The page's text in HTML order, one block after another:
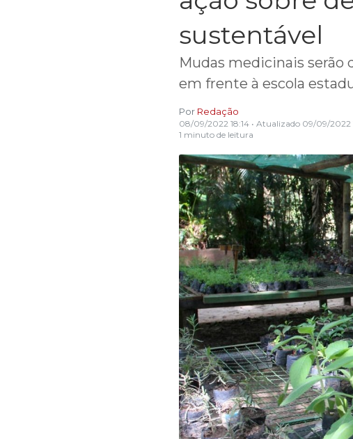
sustentável
Mudas medicinais serão
em frente à escola
Por Redação
08/09/2022 18:14 • Atualizado 09/09/2022
1 minuto de leitura